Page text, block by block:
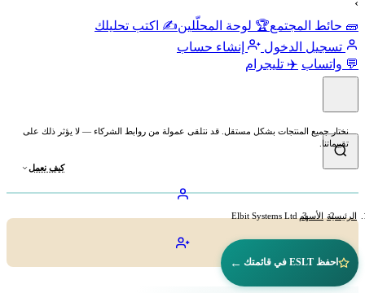
🧱 حائط المجتمع🏆 لوحة المحلّلين✍️ اكتب تحليلك
تسجيل الدخول
إنشاء حساب
💬 واتساب ✈️ تليجرام
نختار جميع المنتجات بشكل مستقل. قد نتلقى عمولة من روابط الشركاء — لا يؤثر ذلك على
تقييماتنا.
كيف نعمل
الرئيسية الأسهم Elbit Systems Ltd
احفظ ESLT في قائمتك ←